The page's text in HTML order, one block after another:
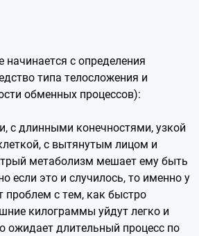
начинается с определения
типа телосложения и
обменных процессов):
с длинными конечностями, узкой
с вытянутым лицом и
метаболизм мешает ему быть
если это и случилось, то именно у
проблем с тем, как быстро
килограммы уйдут легко и
ожидает длительный процесс по